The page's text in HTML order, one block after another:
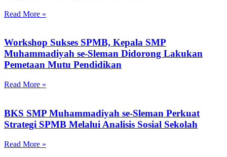
Read More »
Workshop Sukses SPMB, Kepala SMP
Muhammadiyah se-Sleman Didorong Lakukan
Pemetaan Mutu Pendidikan
Read More »
BKS SMP Muhammadiyah se-Sleman Perkuat
Strategi SPMB Melalui Analisis Sosial Sekolah
Read More »